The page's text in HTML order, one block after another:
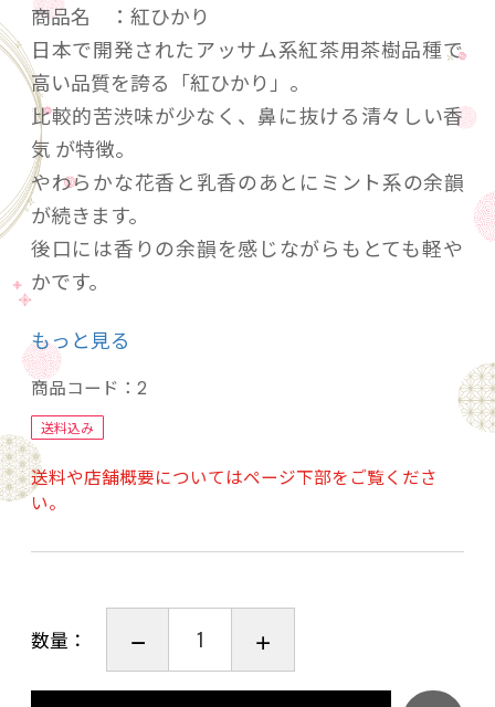
商品名 ：紅ひかり
日本で開発されたアッサム系紅茶用茶樹品種で
高い品質を誇る「紅ひかり」。
比較的苦渋味が少なく、鼻に抜ける清々しい香
気 が特徴。
やわらかな花香と乳香のあとにミント系の余韻
が続きます。
後口には香りの余韻を感じながらもとても軽や
かです。
内容量 ：35
ｇ（賞味期限 発送から1年間）
保存方法：高温多湿を避け開封後はお早い目に
お召し上がりください。
発送方法：注文確定日から4～5営業日後
※年末年始・お盆を除く
沸かし立てのお湯・・・150cc
茶葉・・・3~4g
蒸らし時間・・・5分 程 度 お 好みで 調 整してく
もっと見る
商品コード： 2
送料込み
送料や店舗概要についてはページ下部をご覧くださ
い。
数量：